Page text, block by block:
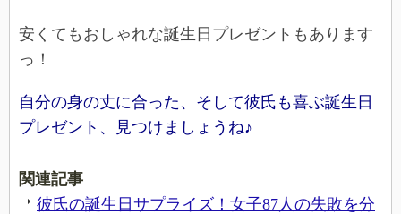
安くてもおしゃれな誕生日プレゼントもあります
っ！
自分の身の丈に合った、そして彼氏も喜ぶ誕生日
プレゼント、見つけましょうね♪
関連記事
彼氏の誕生日サプライズ！女子87人の失敗を分